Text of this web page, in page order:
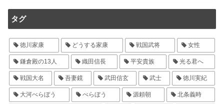
タグ
徳川家康 どうする家康 戦国武将 女性
鎌倉殿の13人 織田信長 平安貴族 光る君へ
戦国大名 吾妻鏡 武田信玄 武士 徳川実紀
大河べらぼう べらぼう 源頼朝 北条義時